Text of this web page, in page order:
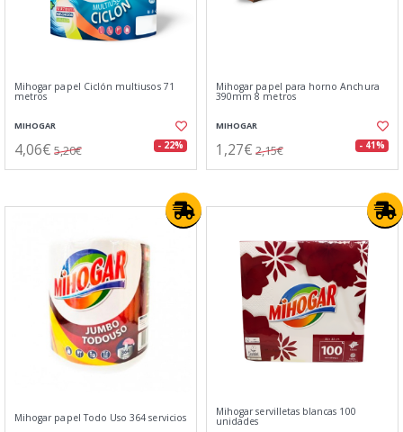
Mihogar papel Ciclón multiusos 71
metros
MIHOGAR
4,06€ 5,20€ - 22%
Mihogar papel para horno Anchura
390mm 8 metros
MIHOGAR
1,27€ 2,15€ - 41%
Mihogar papel Todo Uso 364 servicios Mihogar servilletas blancas 100
unidades